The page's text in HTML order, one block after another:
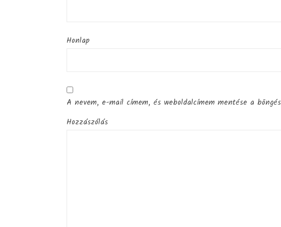
Honlap
A nevem, e-mail címem, és weboldalcímem mentése a
Hozzászólás